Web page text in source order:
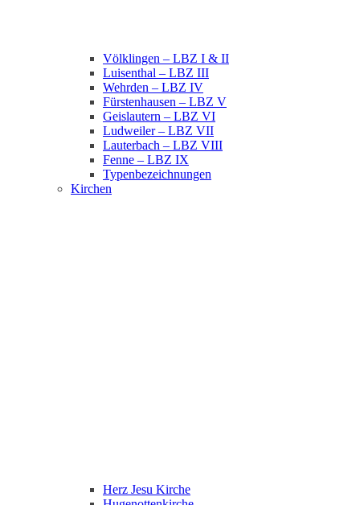
Völklingen – LBZ I & II
Luisenthal – LBZ III
Wehrden – LBZ IV
Fürstenhausen – LBZ V
Geislautern – LBZ VI
Ludweiler – LBZ VII
Lauterbach – LBZ VIII
Fenne – LBZ IX
Typenbezeichnungen
Kirchen
Herz Jesu Kirche